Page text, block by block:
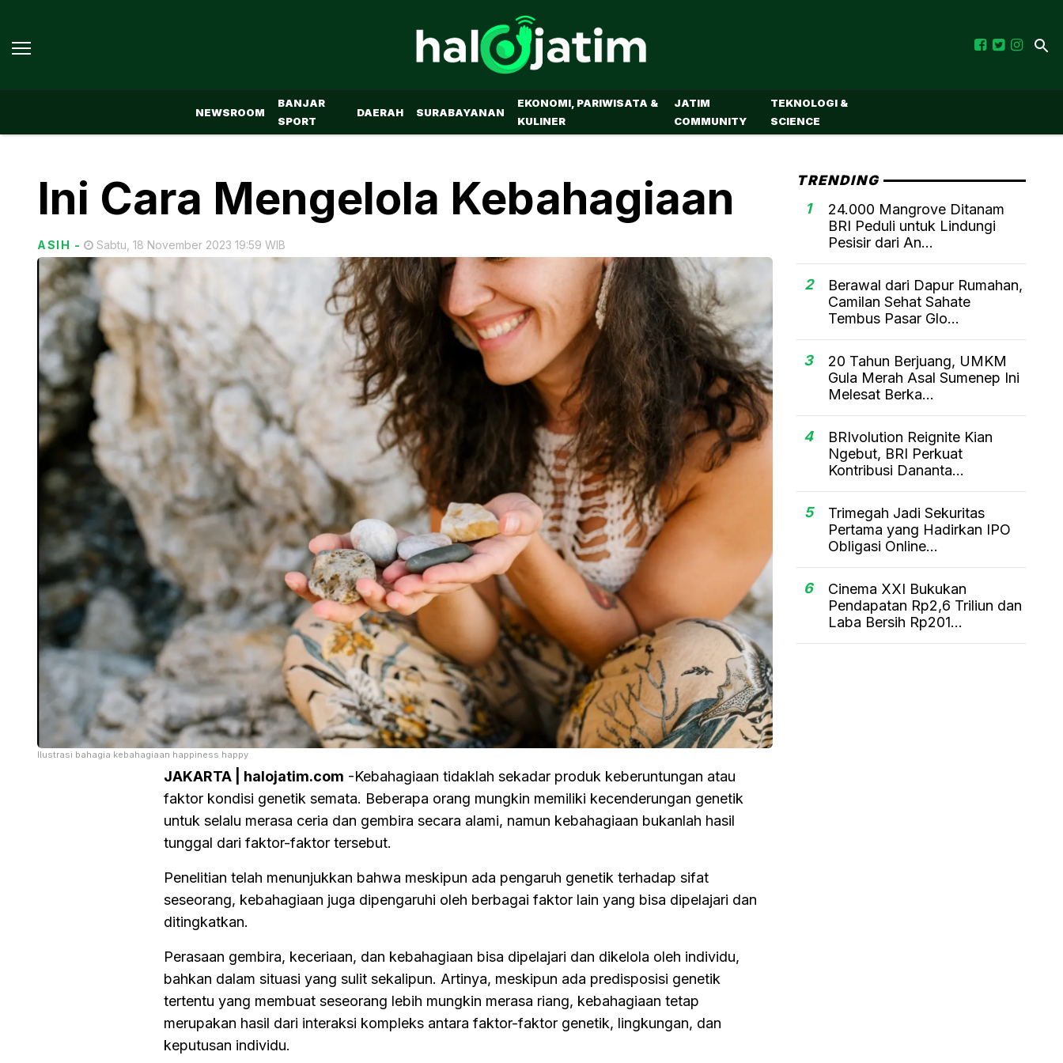
NEWSROOM
BANJAR
SPORT
DAERAH SURABAYANAN
EKONOMI, PARIWISATA &
KULINER
JATIM
COMMUNITY
TEKNOLOGI &
SCIENCE
Ini Cara Mengelola Kebahagiaan
ASIH - Sabtu, 18 November 2023 19:59 WIB
Ilustrasi bahagia kebahagiaan happiness happy
JAKARTA | halojatim.com -Kebahagiaan tidaklah sekadar produk keberuntungan atau
faktor kondisi genetik semata. Beberapa orang mungkin memiliki kecenderungan genetik
untuk selalu merasa ceria dan gembira secara alami, namun kebahagiaan bukanlah hasil
tunggal dari faktor-faktor tersebut.
Penelitian telah menunjukkan bahwa meskipun ada pengaruh genetik terhadap sifat
seseorang, kebahagiaan juga dipengaruhi oleh berbagai faktor lain yang bisa dipelajari dan
ditingkatkan.
Perasaan gembira, keceriaan, dan kebahagiaan bisa dipelajari dan dikelola oleh individu,
bahkan dalam situasi yang sulit sekalipun. Artinya, meskipun ada predisposisi genetik
tertentu yang membuat seseorang lebih mungkin merasa riang, kebahagiaan tetap
merupakan hasil dari interaksi kompleks antara faktor-faktor genetik, lingkungan, dan
keputusan individu.
TRENDING
1
24.000 Mangrove Ditanam
BRI Peduli untuk Lindungi
Pesisir dari An...
2
Berawal dari Dapur Rumahan,
Camilan Sehat Sahate
Tembus Pasar Glo...
3
20 Tahun Berjuang, UMKM
Gula Merah Asal Sumenep Ini
Melesat Berka...
4
BRIvolution Reignite Kian
Ngebut, BRI Perkuat
Kontribusi Dananta...
5
Trimegah Jadi Sekuritas
Pertama yang Hadirkan IPO
Obligasi Online...
6
Cinema XXI Bukukan
Pendapatan Rp2,6 Triliun dan
Laba Bersih Rp201...